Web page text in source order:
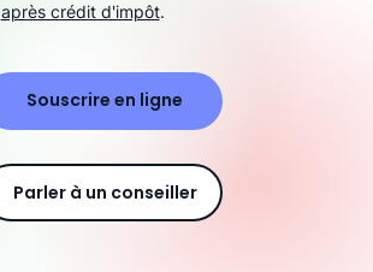
après crédit d'impôt.
Souscrire en ligne
Parler à un conseiller